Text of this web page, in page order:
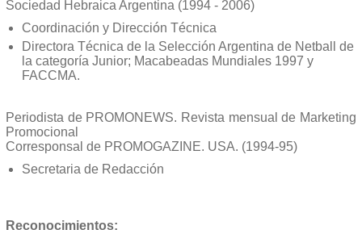
Sociedad Hebraica Argentina (1994 - 2006)
Coordinación y Dirección Técnica
Directora Técnica de la Selección Argentina de Netball de
la categoría Junior; Macabeadas Mundiales 1997 y
FACCMA.
Periodista de PROMONEWS. Revista mensual de Marketing
Promocional
Corresponsal de PROMOGAZINE. USA. (1994-95)
Secretaria de Redacción
Reconocimientos: